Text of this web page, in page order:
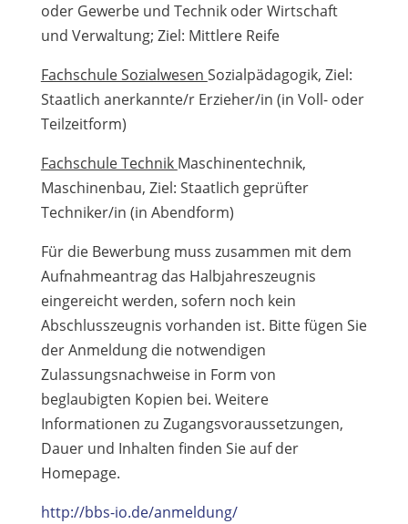
oder Gewerbe und Technik oder Wirtschaft
und Verwaltung; Ziel: Mittlere Reife
Fachschule Sozialwesen Sozialpädagogik, Ziel:
Staatlich anerkannte/r Erzieher/in (in Voll- oder
Teilzeitform)
Fachschule Technik Maschinentechnik,
Maschinenbau, Ziel: Staatlich geprüfter
Techniker/in (in Abendform)
Für die Bewerbung muss zusammen mit dem
Aufnahmeantrag das Halbjahreszeugnis
eingereicht werden, sofern noch kein
Abschlusszeugnis vorhanden ist. Bitte fügen Sie
der Anmeldung die notwendigen
Zulassungsnachweise in Form von
beglaubigten Kopien bei. Weitere
Informationen zu Zugangsvoraussetzungen,
Dauer und Inhalten finden Sie auf der
Homepage.
http://bbs-io.de/anmeldung/